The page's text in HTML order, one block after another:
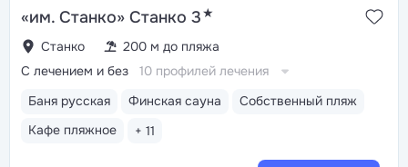
«им. Станко» Станко 3★
Станко 200 м до пляжа
Баня русская Финская сауна
Собственный пляж
Кафе пляжное
+ 11
С лечением и без 10 профилей лечения